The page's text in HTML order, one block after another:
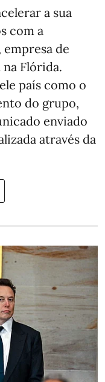
a sua
com a
de
Flórida.
país como o
do grupo,
enviado
através da